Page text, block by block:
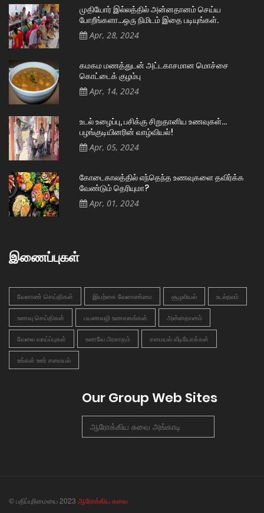
முதியோர் இல்லத்தில் அன்னதானம் செய்ய
போறீங்களா…ஒரு நிமிடம் இதை படியுங்கள்.
Apr, 28, 2024
கமகம மணத்துடன் அட்டகாசமான மொச்சை
கொட்டைக் குழம்பு
Apr, 14, 2024
உடல் உழைப்பு, பசிக்கு சிறுதானிய உணவுகள்…
பழங்குடியினரின் வாழ்வியல்!
Apr, 05, 2024
கோடைகாலத்தில் எந்தெந்த உணவுகளை தவிர்க்க
வேண்டும் தெரியுமா?
Apr, 01, 2024
இணைப்புகள்
வேளாண் செய்திகள் இயற்கை வேளாண்மை சூழலியல் உடல்நலம்
உணவு செய்திகள் பயணவழி உணவகங்கள் அன்னதானம்
வேலை வாய்ப்புகள் உணவே பிரசாதம் சமையல் வீடியோக்கள்
உங்கள் ஊர் சமையல்
Our Group Web Sites
ஆரோக்கிய சுவை அங்காடி
© பதிப்புரிமையை 2023 ஆரோக்கிய சுவை